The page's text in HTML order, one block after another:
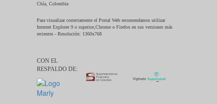
Chía, Colombia
Para visualizar correctamente el Portal Web recomendamos utilizar
Internet Explorer 9 o superior,Chrome o Firefox en sus versiones más
recientes - Resolución: 1360x768
CON EL
RESPALDO DE: